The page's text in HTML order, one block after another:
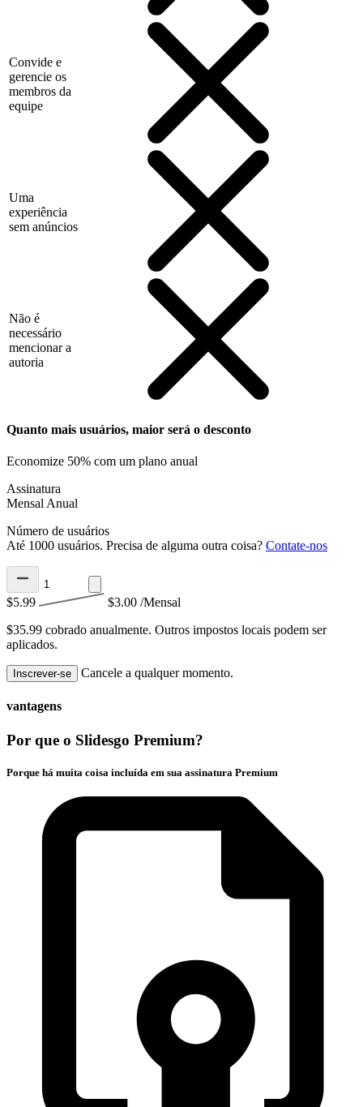
Convide e
gerencie os
membros da
equipe
Uma
experiência
sem anúncios
Não é
necessário
mencionar a
autoria
Quanto mais usuários, maior será o desconto
Economize 50% com um plano anual
Assinatura
Mensal Anual
Número de usuários
Até 1000 usuários. Precisa de alguma outra coisa? Contate-nos
$5.99 $3.00 /Mensal
$35.99 cobrado anualmente. Outros impostos locais podem ser
aplicados.
Inscrever-se Cancele a qualquer momento.
vantagens
Por que o Slidesgo Premium?
Porque há muita coisa incluída em sua assinatura Premium